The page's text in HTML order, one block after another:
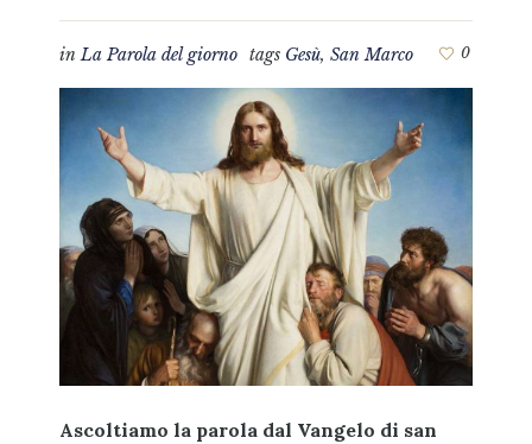
inLa Parola del giorno tags Gesù, San Marco 0
Ascoltiamo la parola dal Vangelo di san